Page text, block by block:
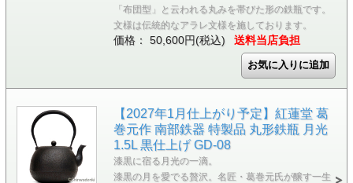
「布団型」と云われる丸みを帯びた形の鉄瓶です。
文様は伝統的なアラレ文様を施しております。
価格： 50,600円(税込) 送料当店負担
【2027年1月仕上がり予定】紅蓮堂 葛
巻元作 南部鉄器 特製品 丸形鉄瓶 月光
1.5L 黒仕上げ GD-08
漆黒に宿る月光の一滴。
漆黒の月を愛でる贅沢。名匠・葛巻元氏が醸す一生